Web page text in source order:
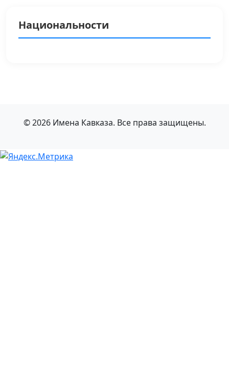
Национальности
© 2026 Имена Кавказа. Все права защищены.